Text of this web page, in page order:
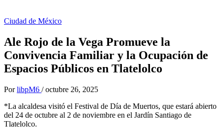
Ciudad de México
Ale Rojo de la Vega Promueve la
Convivencia Familiar y la Ocupación de
Espacios Públicos en Tlatelolco
Por libpM6 / octubre 26, 2025
*La alcaldesa visitó el Festival de Día de Muertos, que estará abierto
del 24 de octubre al 2 de noviembre en el Jardín Santiago de
Tlatelolco.